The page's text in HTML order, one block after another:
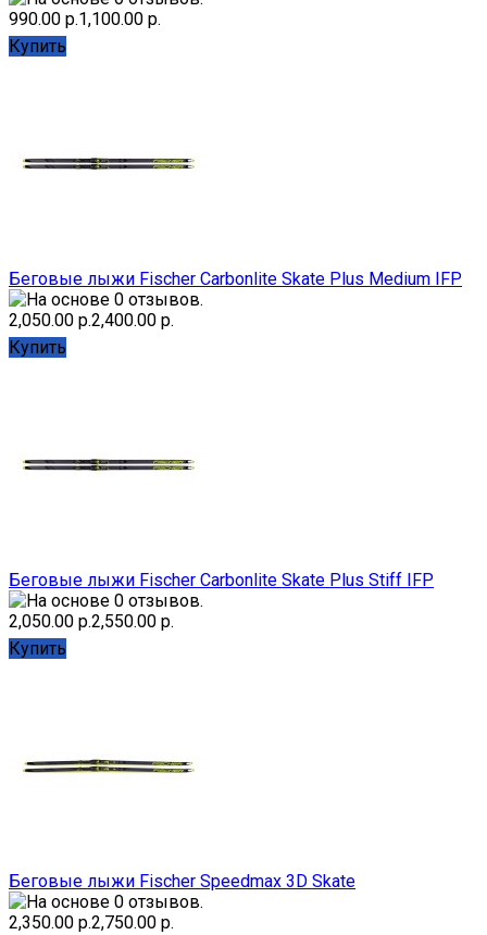
990.00 р.1,100.00 р.
Купить
Беговые лыжи Fischer Carbonlite Skate Plus Medium IFP
2,050.00 р.2,400.00 р.
Купить
Беговые лыжи Fischer Carbonlite Skate Plus Stiff IFP
2,050.00 р.2,550.00 р.
Купить
Беговые лыжи Fischer Speedmax 3D Skate
2,350.00 р.2,750.00 р.